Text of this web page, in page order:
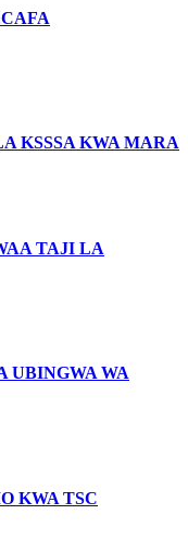
KSSSA KWA MARA
TAJI LA
UBINGWA WA
KWA TSC